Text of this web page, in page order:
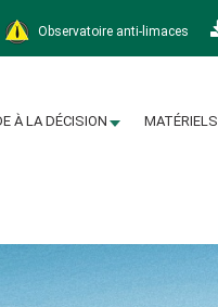
Observatoire anti-limaces
À LA DÉCISION MATÉRIELS